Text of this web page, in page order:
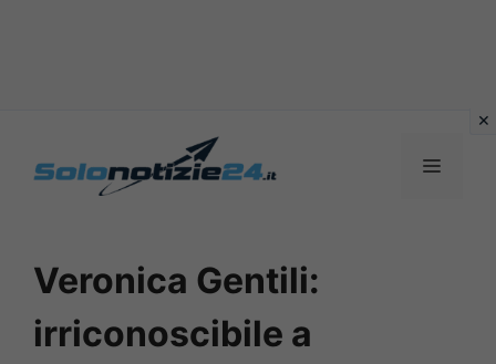
MENU
Veronica Gentili:
irriconoscibile a